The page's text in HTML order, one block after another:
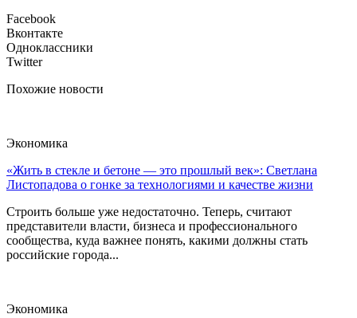
Facebook
Вконтакте
Одноклассники
Twitter
Похожие новости
Экономика
«Жить в стекле и бетоне — это прошлый век»: Светлана
Листопадова о гонке за технологиями и качестве жизни
Строить больше уже недостаточно. Теперь, считают
представители власти, бизнеса и профессионального
сообщества, куда важнее понять, какими должны стать
российские города...
Экономика